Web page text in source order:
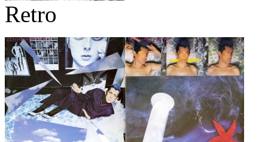
Retro